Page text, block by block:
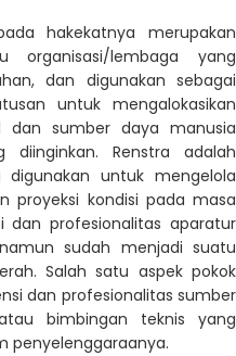
hakekatnya merupakan
organisasi/lembaga yang
dan digunakan sebagai
untuk mengalokasikan
dan sumber daya manusia
Renstra adalah
untuk mengelola
proyeksi kondisi pada masa
dan profesionalitas aparatur
sudah menjadi suatu
Salah satu aspek pokok
dan profesionalitas sumber
bimbingan teknis yang
penyelenggaraanya.